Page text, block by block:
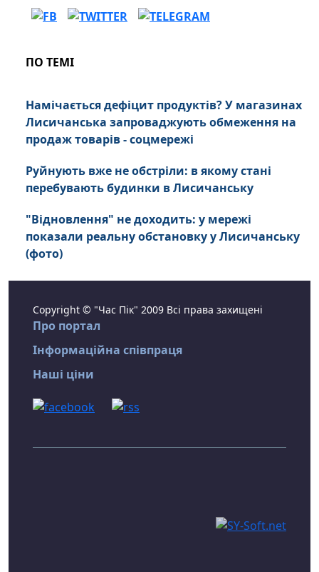
ПО ТЕМІ
Намічається дефіцит продуктів? У магазинах
Лисичанська запроваджують обмеження на
продаж товарів - соцмережі
Руйнують вже не обстріли: в якому стані
перебувають будинки в Лисичанську
"Відновлення" не доходить: у мережі
показали реальну обстановку у Лисичанську
(фото)
Copyright © "Час Пік" 2009 Всі права захищені
Про портал
Інформаційна співпраця
Наші ціни